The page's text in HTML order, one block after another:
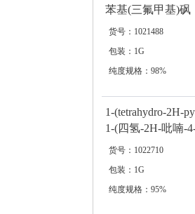
苯基(三氟甲基)砜
货号：1021488
包装：1G
纯度规格：98%
1-(tetrahydro-2H-
1-(四氢-2H-吡喃-
货号：1022710
包装：1G
纯度规格：95%